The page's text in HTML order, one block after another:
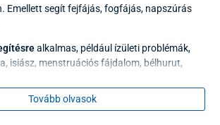
Emellett segít fejfájás, fogfájás, napszúrás
alkalmas, például ízületi problémák,
isiász, menstruációs fájdalom, bélhurut,
Tovább olvasok